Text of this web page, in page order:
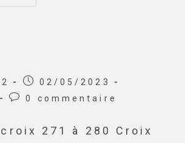
02/05/2023
0 commentaire
271 à 280 Croix